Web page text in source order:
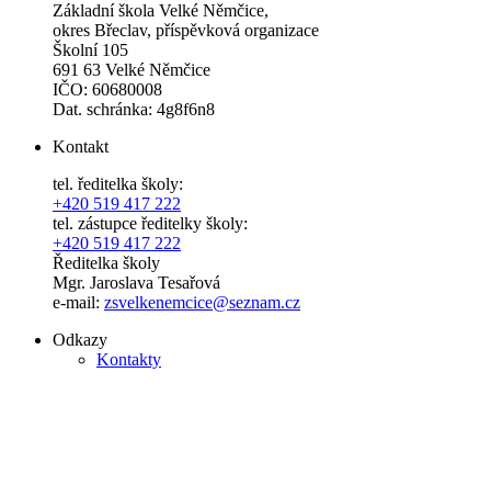
Základní škola Velké Němčice,
okres Břeclav, příspěvková organizace
Školní 105
691 63 Velké Němčice
IČO: 60680008
Dat. schránka: 4g8f6n8
Kontakt
tel. ředitelka školy:
+420 519 417 222
tel. zástupce ředitelky školy:
+420 519 417 222
Ředitelka školy
Mgr. Jaroslava Tesařová
e-mail: zsvelkenemcice@seznam.cz
Odkazy
Kontakty